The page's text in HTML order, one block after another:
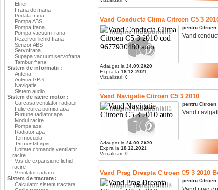
Etrier
Frana de mana
Pedala frana
Pompa ABS
Pompa frana
Pompa vacuum frana
Rezervor lichid frana
Senzor ABS
Servofrana
Supapa vacuum servofrana
Tambur frana
Sistem de informatii :
Antena
Antena GPS
Navigatie
Sistem audio
Sistem de racire motor :
Carcasa ventilator radiator
Fulie curea pompa apa
Furtune radiator apa
Modul racire
Pompa apa
Radiator apa
Termocupla
Termostat apa
Unitate comanda ventilator
racire
Vas de expansiune lichid
racire
Ventilator radiator
Sistem de tractare :
Calculator sistem tractare
Vand Conducta Clima Citroen C5 3
Adaugat la 24.09.2020
Expira la 18.12.2021
Vizualizari: 0
pentru Citroen
Vand
Vand Navigatie Citroen C5 3 2010
Adaugat la 24.09.2020
Expira la 18.12.2021
Vizualizari: 0
pentru Citroen
Vand
Vand Prag Dreapta Citroen C5 3 2010
pentru Citroen